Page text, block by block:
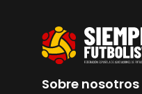
Sobre nosotros